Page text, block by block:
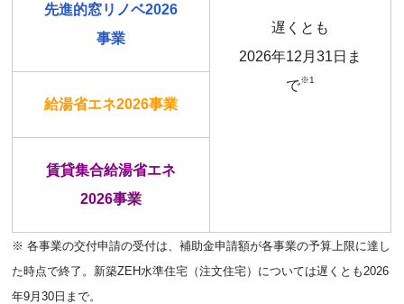
遅くとも
2026年12月31日ま
で※1
先進的窓リノベ2026
事業
給湯省エネ2026事業
賃貸集合給湯省エネ
2026事業
※ 各事業の交付申請の受付は、補助金申請額が各事業の予算上限に達し
た時点で終了。新築ZEH水準住宅（注文住宅）については遅くとも2026
年9月30日まで。